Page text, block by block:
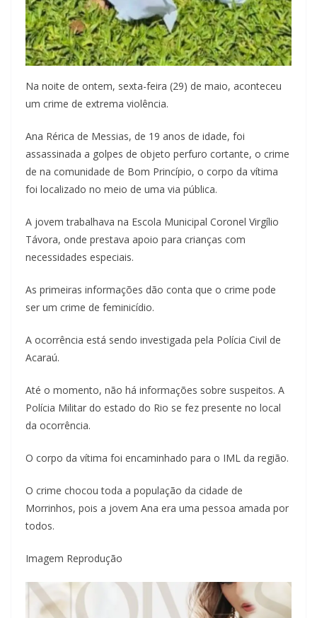
Na noite de ontem, sexta-feira (29) de maio, aconteceu
um crime de extrema violência.
Ana Rérica de Messias, de 19 anos de idade, foi
assassinada a golpes de objeto perfuro cortante, o crime
de na comunidade de Bom Princípio, o corpo da vítima
foi localizado no meio de uma via pública.
A jovem trabalhava na Escola Municipal Coronel Virgílio
Távora, onde prestava apoio para crianças com
necessidades especiais.
As primeiras informações dão conta que o crime pode
ser um crime de feminicídio.
A ocorrência está sendo investigada pela Polícia Civil de
Acaraú.
Até o momento, não há informações sobre suspeitos. A
Polícia Militar do estado do Rio se fez presente no local
da ocorrência.
O corpo da vítima foi encaminhado para o IML da região.
O crime chocou toda a população da cidade de
Morrinhos, pois a jovem Ana era uma pessoa amada por
todos.
Imagem Reprodução